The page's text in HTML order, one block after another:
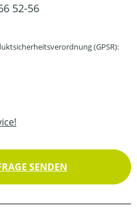
52-56
(GPSR):
SENDEN